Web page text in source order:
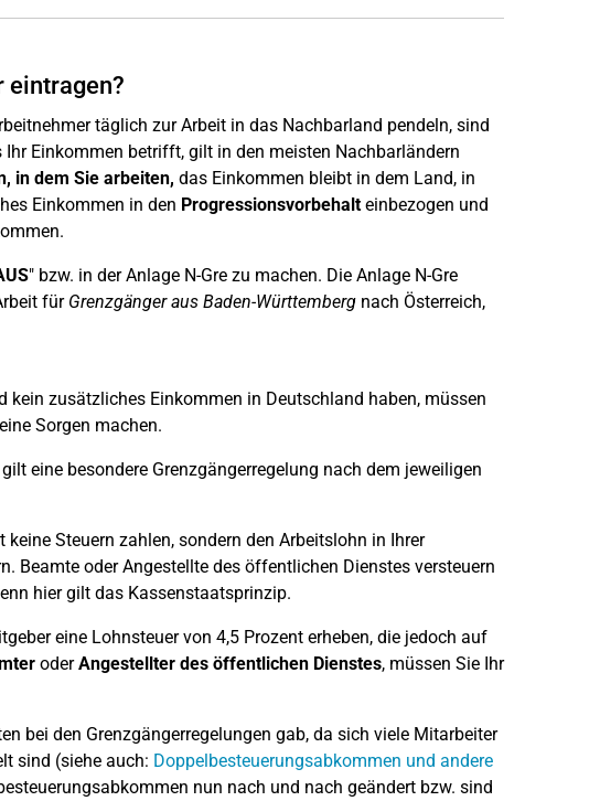
eintragen?
täglich zur Arbeit in das Nachbarland pendeln, sind
Ihr Einkommen betrifft, gilt in den meisten Nachbarländern
in dem Sie arbeiten, das Einkommen bleibt in dem Land, in
Einkommen in den Progressionsvorbehalteinbezogen und
" bzw. in der Anlage N-Gre zu machen. Die Anlage N-Gre
für Grenzgänger aus Baden-Württembergnach Österreich,
kein zusätzliches Einkommen in Deutschland haben, müssen
Sorgen machen.
eine besondere Grenzgängerregelung nach dem jeweiligen
Steuern zahlen, sondern den Arbeitslohn in Ihrer
Beamte oder Angestellte des öffentlichen Dienstes versteuern
hier gilt das Kassenstaatsprinzip.
eine Lohnsteuer von 4,5 Prozent erheben, die jedoch auf
oderAngestellter des öffentlichen Dienstes, müssen Sie Ihr
bei den Grenzgängerregelungen gab, da sich viele Mitarbeiter
sind (siehe auch: Doppelbesteuerungsabkommen und andere
nun nach und nach geändert bzw. sind